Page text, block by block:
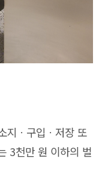
지ㆍ구입ㆍ저장 또
3천만 원 이하의 벌